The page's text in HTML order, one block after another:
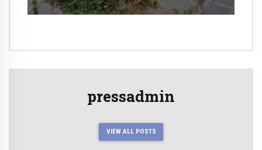
pressadmin
VIEW ALL POSTS